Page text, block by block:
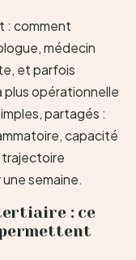
: comment
médecin
et parfois
plus opérationnelle
partagés :
capacité
semaine.
: ce